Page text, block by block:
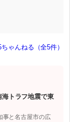
ゃんねる（全5件）
トラフ地震で東
事と名古屋市の広